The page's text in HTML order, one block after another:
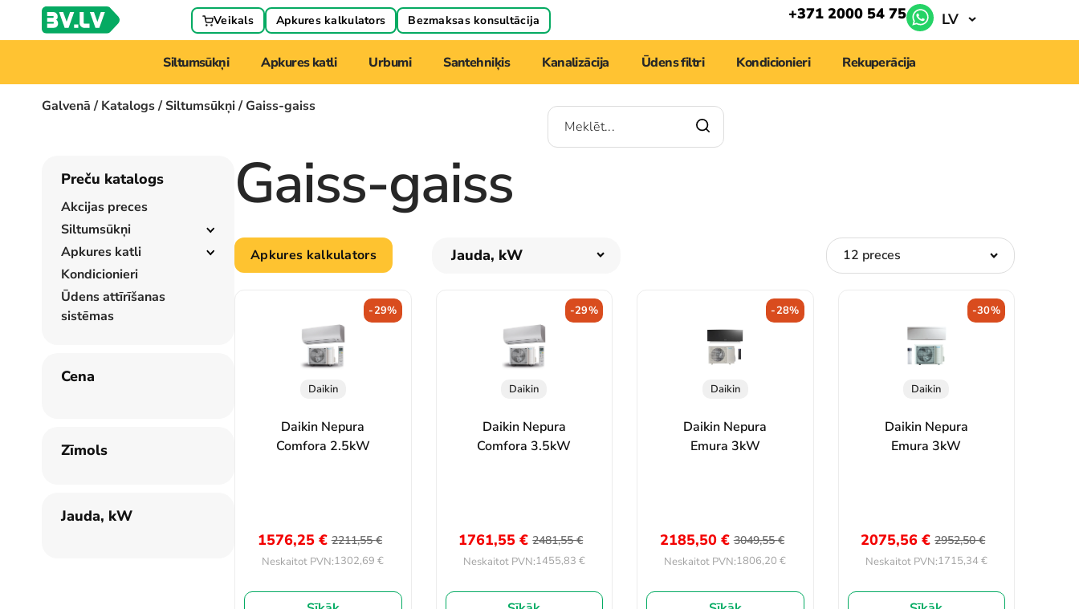
Veikals Apkures kalkulators Bezmaksas konsultācija +371 2000 54 75 LV
Siltumsūkņi Apkures katli Urbumi Santehniķis Kanalizācija Ūdens filtri Kondicionieri Rekuperācija
Galvenā/Katalogs/Siltumsūkņi/ Gaiss-gaiss
Preču katalogs
Akcijas preces
Siltumsūkņi
Apkures katli
Kondicionieri
Ūdens attīrīšanas
sistēmas
Cena
Zīmols
Jauda, kW
Gaiss-gaiss
Apkures kalkulators Jauda, kW
-29%
Daikin
Daikin Nepura
Comfora 2.5kW
2211,55€
1576,25 €
Neskaitot PVN:1302,69€
-29%
Daikin
Daikin Nepura
Comfora 3.5kW
2481,55€
1761,55€
Neskaitot PVN:1455,83 €
-28%
Daikin
Daikin Nepura
Emura 3kW
3049,55€
2185,50 €
Neskaitot PVN:1806,20€
-30%
Daikin
Daikin Nepura
Emura 3kW
2952,50€
2075,56€
Neskaitot PVN:1715,34€